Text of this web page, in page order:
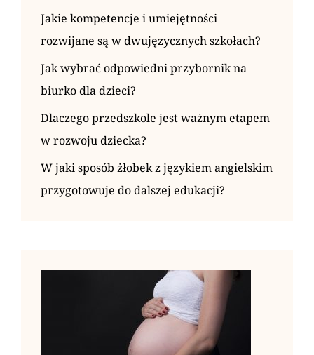
Jakie kompetencje i umiejętności
rozwijane są w dwujęzycznych szkołach?
Jak wybrać odpowiedni przybornik na
biurko dla dzieci?
Dlaczego przedszkole jest ważnym etapem
w rozwoju dziecka?
W jaki sposób żłobek z językiem angielskim
przygotowuje do dalszej edukacji?